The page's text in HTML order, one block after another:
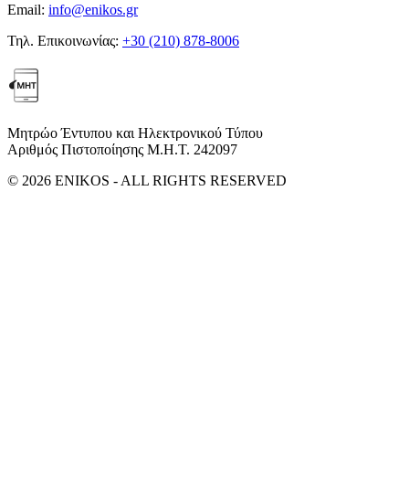
Email: info@enikos.gr
Τηλ. Επικοινωνίας: +30 (210) 878-8006
Μητρώο Έντυπου και Ηλεκτρονικού Τύπου
Αριθμός Πιστοποίησης Μ.Η.Τ. 242097
© 2026 ENIKOS - ALL RIGHTS RESERVED